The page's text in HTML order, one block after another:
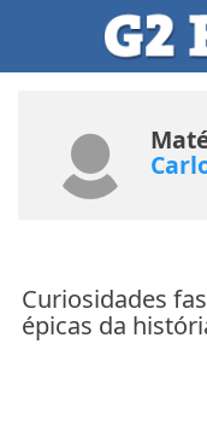
content
Curiosidades
épicas da